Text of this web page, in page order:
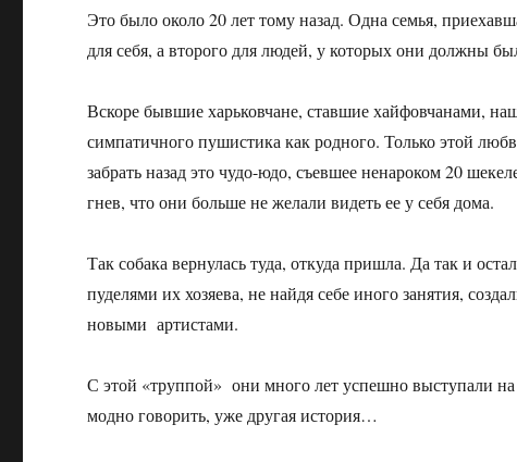
Это было около 20 лет тому назад. Одна семья,
для себя, а второго для людей, у которых они должны
Вскоре бывшие харьковчане, ставшие хайфовчанами,
симпатичного пушистика как родного. Только этой
забрать назад это чудо-юдо, съевшее ненароком 20
гнев, что они больше не желали видеть ее у себя дома.
Так собака вернулась туда, откуда пришла. Да так и
пуделями их хозяева, не найдя себе иного занятия,
новыми артистами.
С этой «труппой» они много лет успешно выступали
модно говорить, уже другая история…